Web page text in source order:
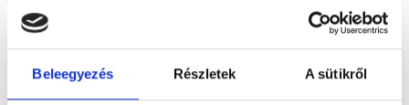
Beleegyezés Részletek A sütikről
és szakorvosjelölt esetén.
Főoldal Bőrgyógyász Miskolc